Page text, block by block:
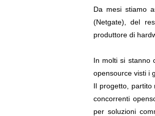
Da mesi stiamo
(Netgate), del
produttore di
In molti si stanno
opensource visti i
Il progetto, partito
concorrenti
per soluzioni